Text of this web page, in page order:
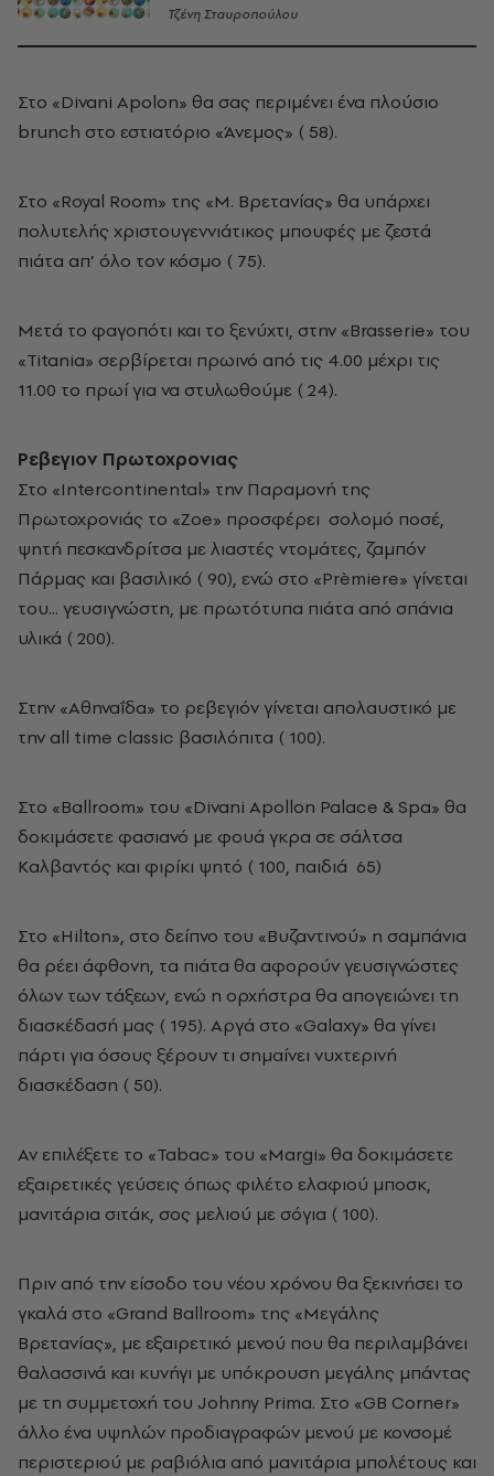
Τζένη Σταυροπούλου
Στο «Divani Apolon» θα σας περιμένει ένα πλούσιο
brunch στο εστιατόριο «Άνεμος» (­ 58).
Στο «Royal Room» της «M. Bρετανίας» θα υπάρχει
πολυτελής χριστουγεννιάτικος μπουφές με ζεστά
πιάτα απ’ όλο τον κόσμο (­ 75).
Mετά το φαγοπότι και το ξενύχτι, στην «Brasserie» του
«Titania» σερβίρεται πρωινό από τις 4.00 μέχρι τις
11.00 το πρωί για να στυλωθούμε (­ 24).
Pεβεγιον Πρωτοχρονιας
Στο «Intercontinental» την Παραμονή της
Πρωτοχρονιάς το «Zoe» προσφέρει σολομό πoσέ,
ψητή πεσκανδρίτσα με λιαστές ντομάτες, ζαμπόν
Πάρμας και βασιλικό (­ 90), ενώ στο «Prèmiere» γίνεται
του... γευσιγνώστη, με πρωτότυπα πιάτα από σπάνια
υλικά (­ 200).
Στην «Aθηναΐδα» το ρεβεγιόν γίνεται απολαυστικό με
την all time classic βασιλόπιτα (­ 100).
Στο «Ballroom» του «Divani Apollon Palace & Spa» θα
δοκιμάσετε φασιανό με φουά γκρα σε σάλτσα
Kαλβαντός και φιρίκι ψητό (­ 100, παιδιά ­ 65)
Στο «Hilton», στο δείπνο του «Bυζαντινού» η σαμπάνια
θα ρέει άφθονη, τα πιάτα θα αφορούν γευσιγνώστες
όλων των τάξεων, ενώ η ορχήστρα θα απογειώνει τη
διασκέδασή μας (­ 195). Αργά στο «Galaxy» θα γίνει
πάρτι για όσους ξέρουν τι σημαίνει νυχτερινή
διασκέδαση (­ 50).
Αν επιλέξετε το «Tabac» του «Margi» θα δοκιμάσετε
εξαιρετικές γεύσεις όπως φιλέτο ελαφιού μποσκ,
μανιτάρια σιτάκ, σος μελιού με σόγια (­ 100).
Πριν από την είσοδο του νέου χρόνου θα ξεκινήσει το
γκαλά στο «Grand Ballroom» της «Mεγάλης
Bρετανίας», με εξαιρετικό μενού που θα περιλαμβάνει
θαλασσινά και κυνήγι με υπόκρουση μεγάλης μπάντας
με τη συμμετοχή του Johnny Prima. Στο «GB Corner»
άλλο ένα υψηλών προδιαγραφών μενού με κονσομέ
περιστεριού με ραβιόλια από μανιτάρια μπολέτους και